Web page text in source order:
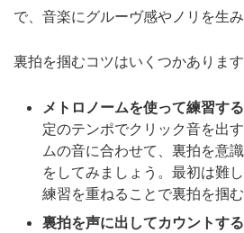
で、音楽にグルーヴ感やノリを生
裏拍を掴むコツはいくつかあります
メトロノームを使って練習す
定のテンポでクリック音を出
ムの音に合わせて、裏拍を意
をしてみましょう。最初は難
練習を重ねることで裏拍を掴
裏拍を声に出してカウントす